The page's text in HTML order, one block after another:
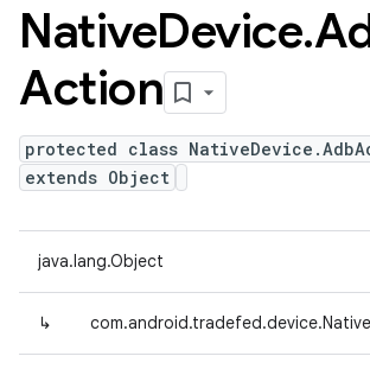
NativeDevice.
Action
protected class
extends Object
java.lang.Object
↳